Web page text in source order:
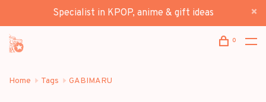
Specialist in KPOP, anime & gift ideas
0
Home Tags GABIMARU